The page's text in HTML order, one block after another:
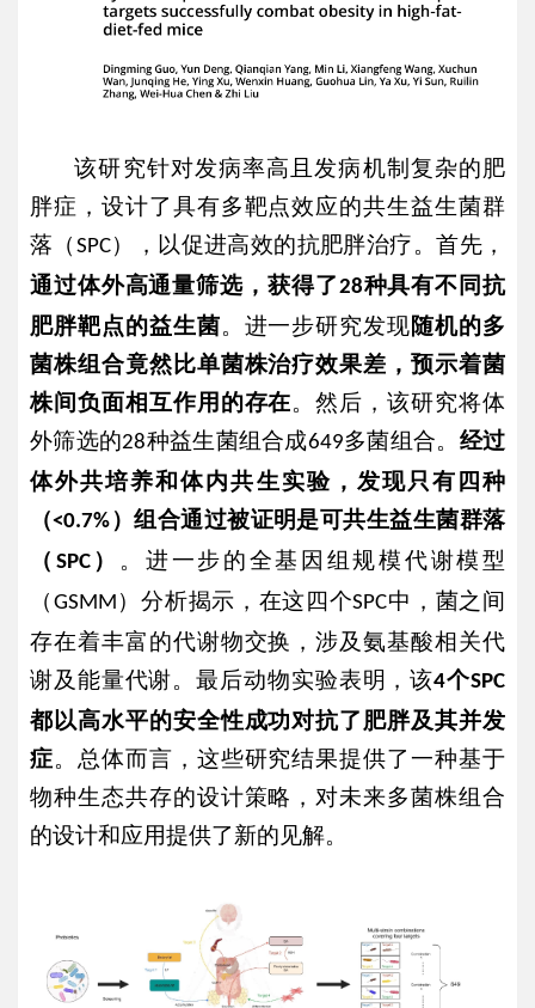
该研究针对发病率高且发病机制复杂的肥
胖症，设计了具有多靶点效应的共生益生菌群
落（ SPC），以促进高效的抗肥胖治疗。首先，
通过体外高通量筛选，获得了28种具有不同抗
肥胖靶点的益生菌。进一步研究发现随机的多
菌株组合竟然比单菌株治疗效果差，预示着菌
株间负面相互作用的存在。然后，该研究将体
外筛选的28种益生菌组合成649多菌组合。 经过
体外共培养和体内共生实验，发现只有四种
（<0.7% ）组合通过被证明是可共生益生菌群落
（ SPC） 。进一步的全基因组规模代谢模型
（ GSMM ）分析揭示，在这四个SPC中，菌之间
存在着丰富的代谢物交换，涉及氨基酸相关代
谢及能量代谢。最后动物实验表明，该4个SPC
都以高水平的安全性成功对抗了肥胖及其并发
症。总体而言，这些研究结果提供了一种基于
物种生态共存的设计策略，对未来多菌株组合
的设计和应用提供了新的见解。